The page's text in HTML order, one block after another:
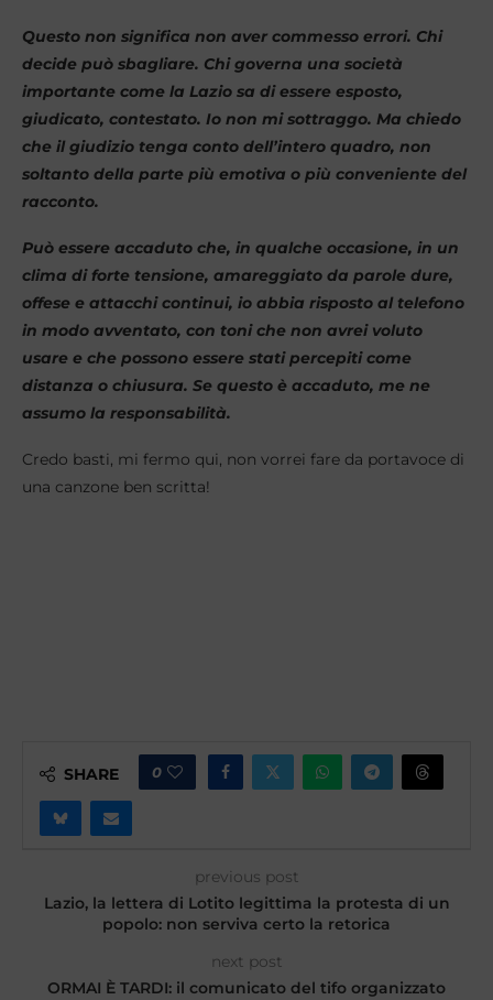
​Questo non significa non aver commesso errori. Chi
decide può sbagliare. Chi governa una società
importante come la Lazio sa di essere esposto,
giudicato, contestato. Io non mi sottraggo. Ma chiedo
che il giudizio tenga conto dell’intero quadro, non
soltanto della parte più emotiva o più conveniente del
racconto.
Può essere accaduto che, in qualche occasione, in un
clima di forte tensione, amareggiato da parole dure,
offese e attacchi continui, io abbia risposto al telefono
in modo avventato, con toni che non avrei voluto
usare e che possono essere stati percepiti come
distanza o chiusura. Se questo è accaduto, me ne
assumo la responsabilità.
Credo basti, mi fermo qui, non vorrei fare da portavoce di
una canzone ben scritta!
SHARE 0
previous post
Lazio, la lettera di Lotito legittima la protesta di un
popolo: non serviva certo la retorica
next post
ORMAI È TARDI: il comunicato del tifo organizzato